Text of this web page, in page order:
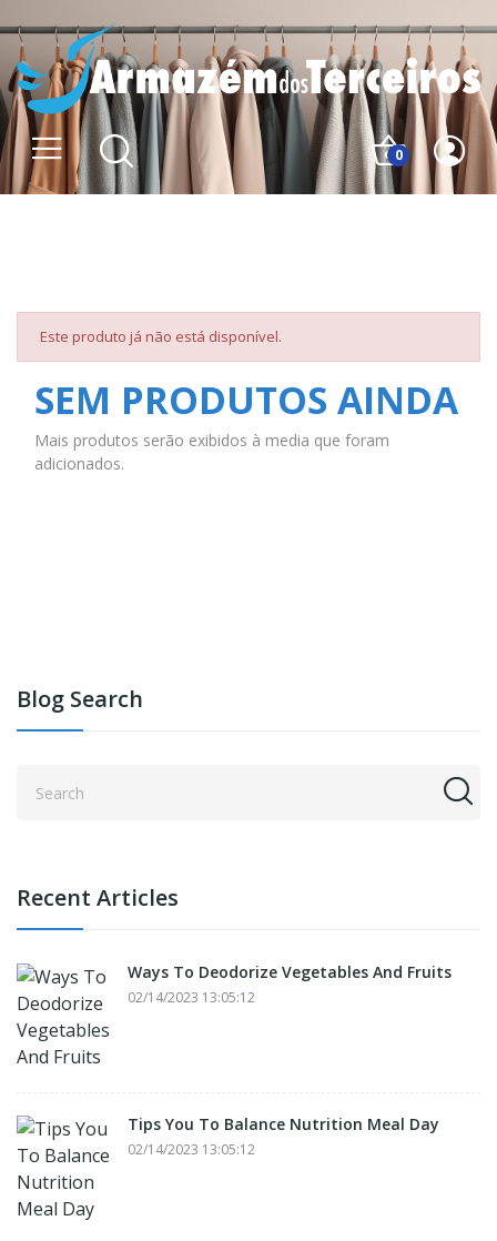
0
Este produto já não está disponível.
SEM PRODUTOS AINDA
Mais produtos serão exibidos à media que foram
adicionados.
Blog Search
Recent Articles
Ways To Deodorize Vegetables And Fruits
02/14/2023 13:05:12
Tips You To Balance Nutrition Meal Day
02/14/2023 13:05:12